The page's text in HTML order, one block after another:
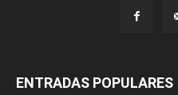
ENTRADAS POPULARES